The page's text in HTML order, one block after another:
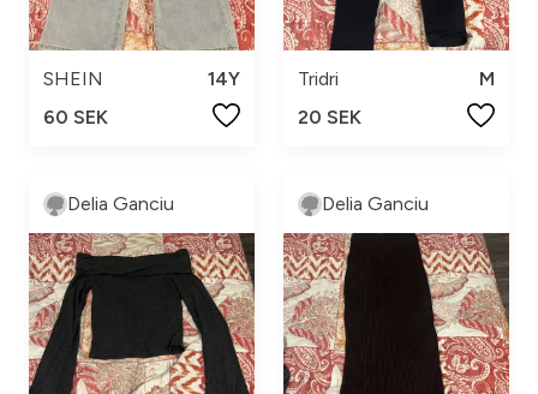
SHEIN
14Y
60 SEK
Tridri
M
20 SEK
Delia Ganciu Delia Ganciu